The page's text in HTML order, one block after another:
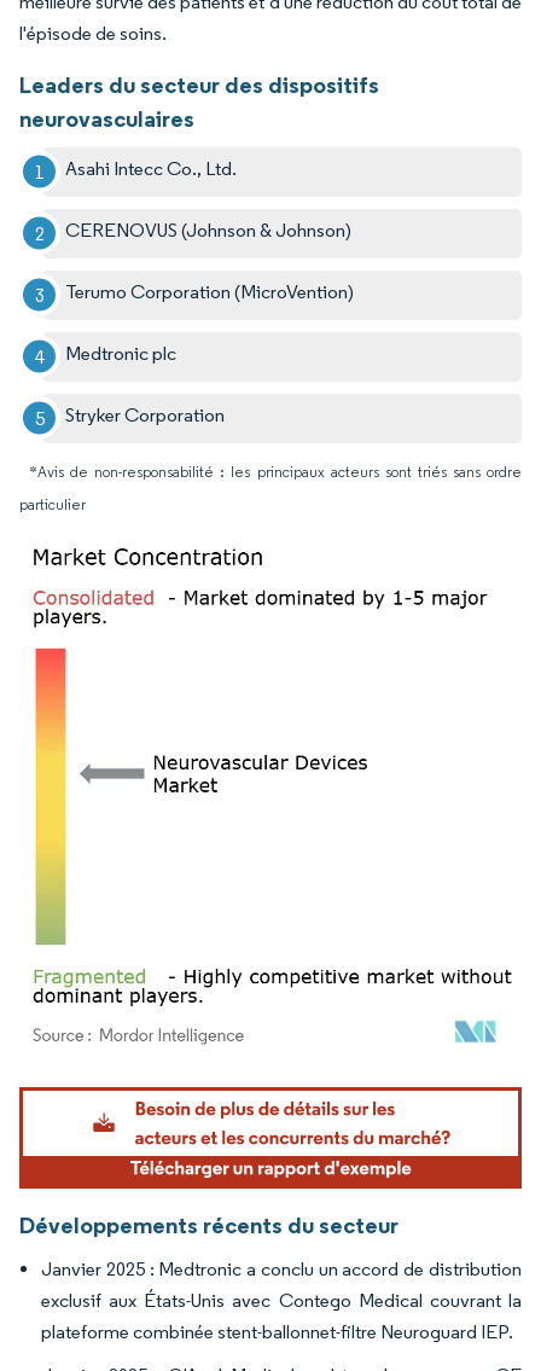
l'épisode de soins.
Leaders du secteur des dispositifs
neurovasculaires
Asahi Intecc Co., Ltd.
CERENOVUS (Johnson & Johnson)
Terumo Corporation (MicroVention)
Medtronic plc
Stryker Corporation
*Avis de non-responsabilité : les principaux acteurs sont triés sans ordre
particulier
Image © Mordor Intelligence. La réutilisation nécessite une attribution sous CC BY
Développements récents du secteur
Janvier 2025 : Medtronic a conclu un accord de distribution
exclusif aux États-Unis avec Contego Medical couvrant la
plateforme combinée stent-ballonnet-filtre Neuroguard IEP.